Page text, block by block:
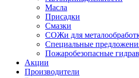
Масла
Присадки
Смазки
СОЖи для
Специальные
Пожаробезопасные
Акции
Производители